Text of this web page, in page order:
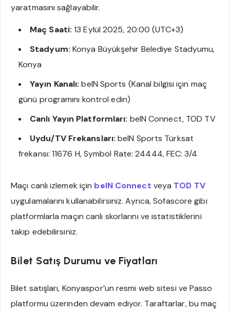
yaratmasını sağlayabilir.
Maç Saati: 13 Eylül 2025, 20:00 (UTC+3)
Stadyum: Konya Büyükşehir Belediye Stadyumu,
Konya
Yayın Kanalı: beIN Sports (Kanal bilgisi için maç
günü programını kontrol edin)
Canlı Yayın Platformları: beIN Connect, TOD TV
Uydu/TV Frekansları: beIN Sports Türksat
frekansı: 11676 H, Symbol Rate: 24444, FEC: 3/4
Maçı canlı izlemek için beIN Connect veya TOD TV
uygulamalarını kullanabilirsiniz. Ayrıca, Sofascore gibi
platformlarla maçın canlı skorlarını ve istatistiklerini
takip edebilirsiniz.
Bilet Satış Durumu ve Fiyatları
Bilet satışları, Konyaspor’un resmi web sitesi ve Passo
platformu üzerinden devam ediyor. Taraftarlar, bu maç